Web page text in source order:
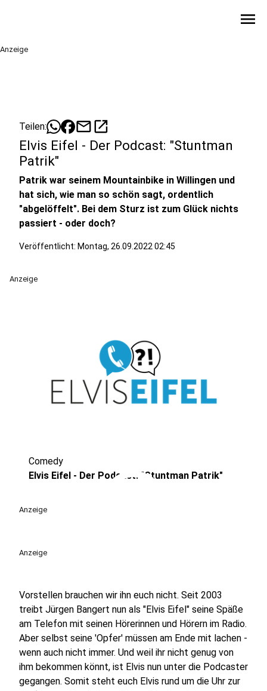
menu
Anzeige
Teilen: mailopen_in_new
Elvis Eifel - Der Podcast: "Stuntman
Patrik"
Patrik war seinem Mountainbike in Willingen und
hat sich, wie man so schön sagt, ordentlich
"abgelöffelt". Bei dem Sturz ist zum Glück nichts
passiert - oder doch?
Veröffentlicht: Montag, 26.09.2022 02:45
Anzeige
play_circle
Comedy
Elvis Eifel - Der Podcast: "Stuntman Patrik"
Anzeige
Anzeige
Vorstellen brauchen wir ihn euch nicht. Seit 2003
treibt Jürgen Bangert nun als "Elvis Eifel" seine Späße
am Telefon mit seinen Hörerinnen und Hörern im Radio.
Aber selbst seine 'Opfer' müssen am Ende mit lachen -
wenn auch nicht immer. Und weil ihr nicht genug von
ihm bekommen könnt, ist Elvis nun unter die Podcaster
gegangen. Somit steht euch Elvis rund um die Uhr zur